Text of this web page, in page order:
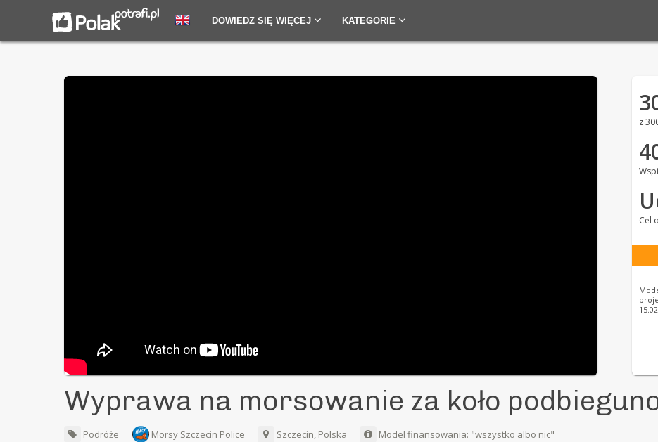
DOWIEDZ SIĘ WIĘCEJ KATEGORIE
z
Cel
Wyprawa na morsowanie za koło
Podróże Morsy Szczecin Police Szczecin, Polska Model finansowania: "wszystko albo nic"